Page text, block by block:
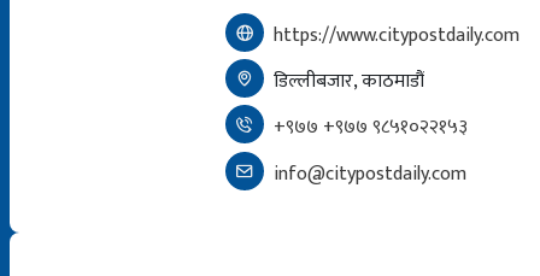
https://www.citypostdaily.com
डिल्लीबजार, काठमाडौं
+९७७ +९७७ ९८५१०२२१५३
info@citypostdaily.com